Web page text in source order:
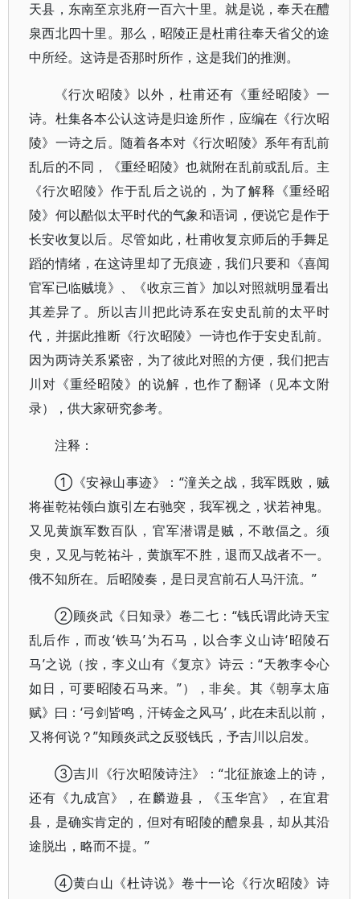
天县，东南至京兆府一百六十里。就是说，奉天在醴
泉西北四十里。那么，昭陵正是杜甫往奉天省父的途
中所经。这诗是否那时所作，这是我们的推测。
《行次昭陵》以外，杜甫还有《重经昭陵》一
诗。杜集各本公认这诗是归途所作，应编在《行次昭
陵》一诗之后。随着各本对《行次昭陵》系年有乱前
乱后的不同，《重经昭陵》也就附在乱前或乱后。主
《行次昭陵》作于乱后之说的，为了解释《重经昭
陵》何以酷似太平时代的气象和语词，便说它是作于
长安收复以后。尽管如此，杜甫收复京师后的手舞足
蹈的情绪，在这诗里却了无痕迹，我们只要和《喜闻
官军已临贼境》、《收京三首》加以对照就明显看出
其差异了。所以吉川把此诗系在安史乱前的太平时
代，并据此推断《行次昭陵》一诗也作于安史乱前。
因为两诗关系紧密，为了彼此对照的方便，我们把吉
川对《重经昭陵》的说解，也作了翻译（见本文附
录），供大家研究参考。
注释：
①《安禄山事迹》：“潼关之战，我军既败，贼
将崔乾祐领白旗引左右驰突，我军视之，状若神鬼。
又见黄旗军数百队，官军潜谓是贼，不敢偪之。须
臾，又见与乾祐斗，黄旗军不胜，退而又战者不一。
俄不知所在。后昭陵奏，是日灵宫前石人马汗流。”
②顾炎武《日知录》卷二七：“钱氏谓此诗天宝
乱后作，而改‘铁马’为石马，以合李义山诗‘昭陵石
马’之说（按，李义山有《复京》诗云：“天教李令心
如日，可要昭陵石马来。”），非矣。其《朝享太庙
赋》曰：‘弓剑皆鸣，汗铸金之风马’，此在未乱以前，
又将何说？”知顾炎武之反驳钱氏，予吉川以启发。
③吉川《行次昭陵诗注》：“北征旅途上的诗，
还有《九成宫》，在麟遊县，《玉华宫》，在宜君
县，是确实肯定的，但对有昭陵的醴泉县，却从其沿
途脱出，略而不提。”
④黄白山《杜诗说》卷十一论《行次昭陵》诗